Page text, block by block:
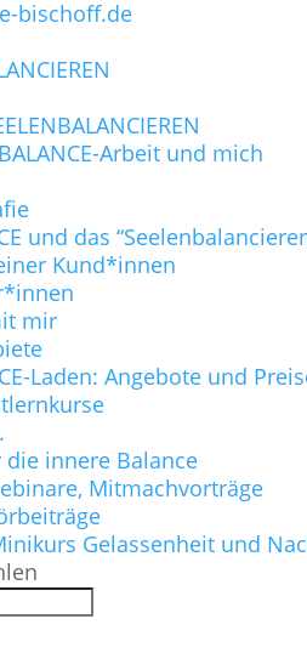
bischoff.de
Arbeit und mich
und das
Kund*innen
mir
Laden: Angebote und
die innere Balance
Mitmachvorträge
Gelassenheit und